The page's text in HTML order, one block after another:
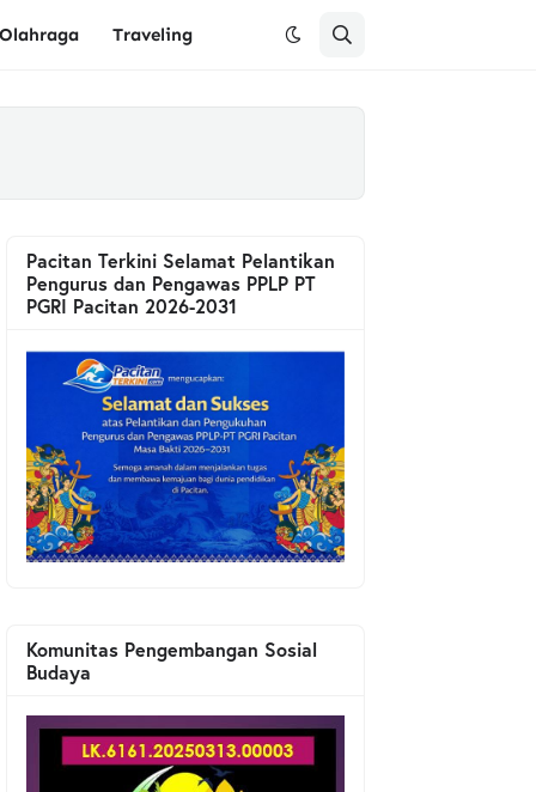
Olahraga Traveling
Pacitan Terkini Selamat Pelantikan
Pengurus dan Pengawas PPLP PT
PGRI Pacitan 2026-2031
Komunitas Pengembangan Sosial
Budaya